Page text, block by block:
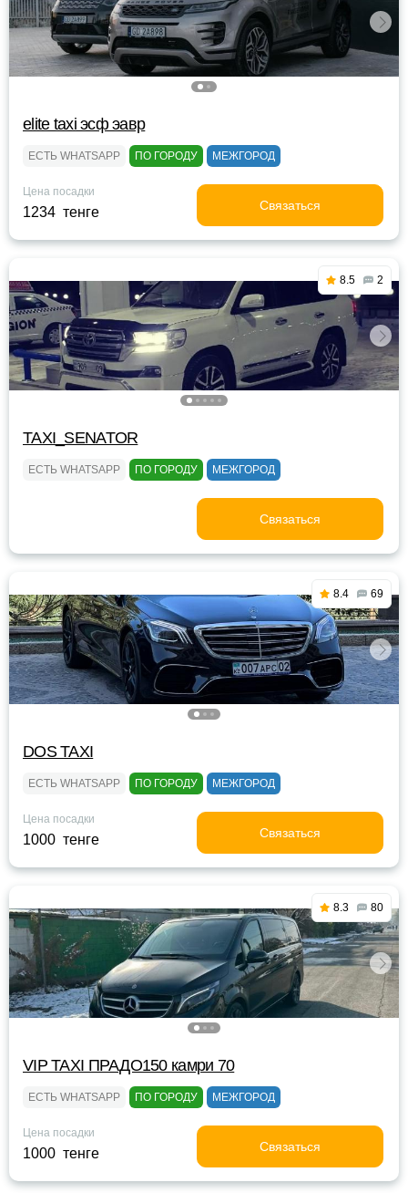
elite taxi эсф эавр
ЕСТЬ WHATSAPP ПО ГОРОДУ МЕЖГОРОД
Цена посадки
1234 тенге Связаться
8.5 2
TAXI_SENATOR
ЕСТЬ WHATSAPP ПО ГОРОДУ МЕЖГОРОД
Связаться
8.4 69
DOS TAXI
ЕСТЬ WHATSAPP ПО ГОРОДУ МЕЖГОРОД
Цена посадки
1000 тенге Связаться
8.3 80
VIP TAXI ПРАДО150 камри 70
ЕСТЬ WHATSAPP ПО ГОРОДУ МЕЖГОРОД
Цена посадки
1000 тенге Связаться